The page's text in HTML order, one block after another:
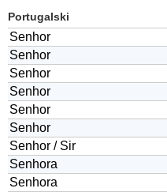
Portugalski
Senhor
Senhor
Senhor
Senhor
Senhor
Senhor
Senhor / Sir
Senhora
Senhora